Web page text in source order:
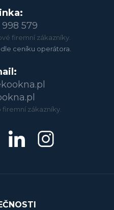
579
firemní zákazníky.
ceníku operátora.
zákazníky.